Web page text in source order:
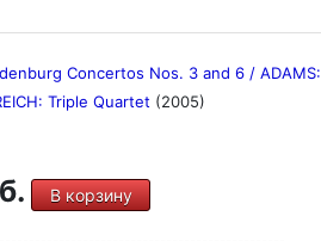
Concertos Nos. 3 and 6 / ADAMS:
Triple Quartet (2005)
В корзину